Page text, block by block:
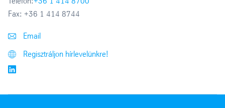
Fax: +36 1 414 8744
Email
Regisztráljon hírlevelünkre!